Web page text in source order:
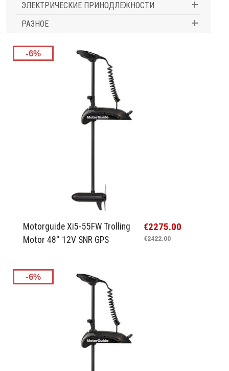
ЭЛЕКТРИЧЕСКИЕ ПРИНОДЛЕЖНОСТИ
РАЗНОЕ
-6%
Motorguide Xi5-55FW Trolling
Motor 48'' 12V SNR GPS
€2275.00
€2422.00
-6%